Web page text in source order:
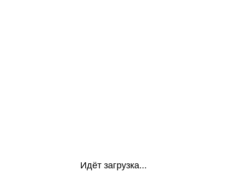
Идёт загрузка...